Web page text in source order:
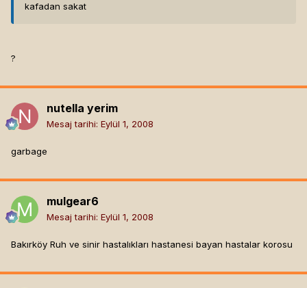
kafadan sakat
?
nutella yerim
Mesaj tarihi: Eylül 1, 2008
garbage
mulgear6
Mesaj tarihi: Eylül 1, 2008
Bakırköy Ruh ve sinir hastalıkları hastanesi bayan hastalar korosu